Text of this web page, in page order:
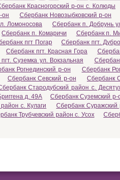
Красногорский р-он с. Колюды
он
Сбербанк Новозыбковский р-он
Ломоносова
Сбербанк п. Добрунь
Сбербанк п. Комаричи
Сбербанк п.
пгт Погар
Сбербанк пгт.
Сбербанк пгт. Красная Гора
Суземка ул. Вокзальная
Рогнединский р-он
Сбербанк
Сбербанк Севский р-он
Сбербанк
Стародубский район с.
д. 49А
Сбербанк Суземский р-
с. Кулаги
Сбербанк Суражский
Трубчевский район с. Усох